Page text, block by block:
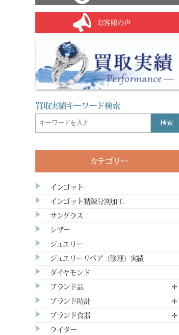
お客様の声
買取実績キーワード検索
検索
カテゴリー
インゴット
インゴット精錬分割加工
サングラス
シザー
ジュエリー
ジュエリーリペア（修理）実績
ダイヤモンド
ブランド品 ✛
ブランド時計 ✛
ブランド食器 ✛
ライター